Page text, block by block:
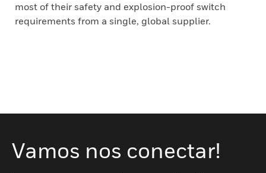
most of their safety and explosion-proof switch
requirements from a single, global supplier.
Vamos nos conectar!